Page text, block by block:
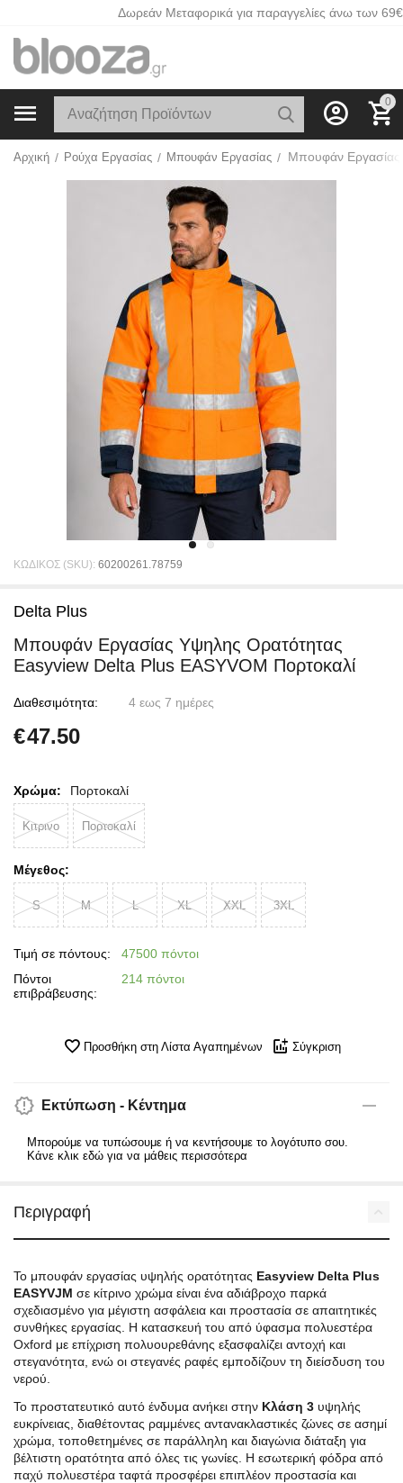
Δωρεάν Μεταφορικά για παραγγελίες άνω των 69€
0
Αρχική / Ρούχα Εργασίας / Μπουφάν Εργασίας /
ΚΩΔΙΚΟΣ (SKU): 60200261.78759
Delta Plus
Μπουφάν Εργασίας Υψηλης Ορατότητας
Easyview Delta Plus EASYVOM Πορτοκαλί
Διαθεσιμότητα: 4 εως 7 ημέρες
€47.50
Χρώμα: Πορτοκαλί
Κιτρινο Πορτοκαλί
Μέγεθος:
S M L XL XXL 3XL
Τιμή σε πόντους:
47500 πόντοι
Πόντοι
επιβράβευσης:
214 πόντοι
Προσθήκη στη Λίστα Αγαπημένων Σύγκριση
Εκτύπωση - Κέντημα
Μπορούμε να τυπώσουμε ή να κεντήσουμε το λογότυπο σου.
Κάνε κλικ εδώ για να μάθεις περισσότερα
Περιγραφή
Το μπουφάν εργασίας υψηλής ορατότητας Easyview Delta Plus
EASYVJM σε κίτρινο χρώμα είναι ένα αδιάβροχο παρκά
σχεδιασμένο για μέγιστη ασφάλεια και προστασία σε απαιτητικές
συνθήκες εργασίας. Η κατασκευή του από ύφασμα πολυεστέρα
Oxford με επίχριση πολυουρεθάνης εξασφαλίζει αντοχή και
στεγανότητα, ενώ οι στεγανές ραφές εμποδίζουν τη διείσδυση του
νερού.
Το προστατευτικό αυτό ένδυμα ανήκει στην Κλάση 3 υψηλής
ευκρίνειας, διαθέτοντας ραμμένες αντανακλαστικές ζώνες σε ασημί
χρώμα, τοποθετημένες σε παράλληλη και διαγώνια διάταξη για
βέλτιστη ορατότητα από όλες τις γωνίες. Η εσωτερική φόδρα από
παχύ πολυεστέρα ταφτά προσφέρει επιπλέον προστασία και